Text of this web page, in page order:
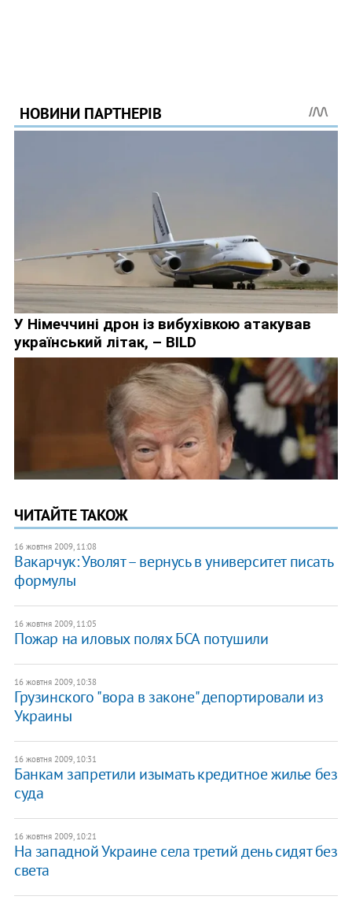
ЧИТАЙТЕ ТАКОЖ
16 жовтня 2009, 11:08
Вакарчук: Уволят – вернусь в университет писать
формулы
16 жовтня 2009, 11:05
Пожар на иловых полях БСА потушили
16 жовтня 2009, 10:38
Грузинского "вора в законе" депортировали из
Украины
16 жовтня 2009, 10:31
Банкам запретили изымать кредитное жилье без
суда
16 жовтня 2009, 10:21
На западной Украине села третий день сидят без
света